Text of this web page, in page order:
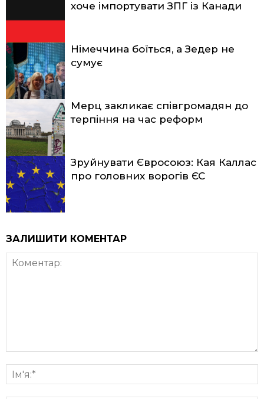
хоче імпортувати ЗПГ із Канади
Німеччина боїться, а Зедер не
сумує
Мерц закликає співгромадян до
терпіння на час реформ
Зруйнувати Євросоюз: Кая Каллас
про головних ворогів ЄС
ЗАЛИШИТИ КОМЕНТАР